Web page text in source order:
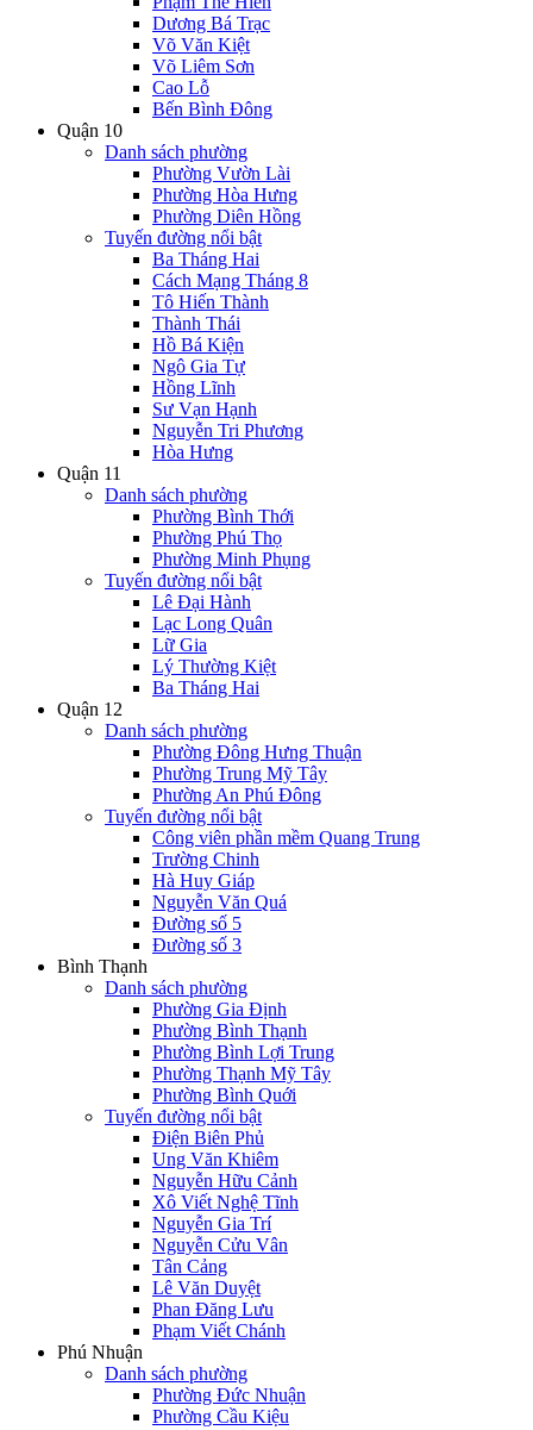
Dương Bá Trạc
Võ Văn Kiệt
Võ Liêm Sơn
Cao Lỗ
Bến Bình Đông
Quận 10
Danh sách phường
Phường Vườn Lài
Phường Hòa Hưng
Phường Diên Hồng
Tuyến đường nổi bật
Ba Tháng Hai
Cách Mạng Tháng 8
Tô Hiến Thành
Thành Thái
Hồ Bá Kiện
Ngô Gia Tự
Hồng Lĩnh
Sư Vạn Hạnh
Nguyễn Tri Phương
Hòa Hưng
Quận 11
Danh sách phường
Phường Bình Thới
Phường Phú Thọ
Phường Minh Phụng
Tuyến đường nổi bật
Lê Đại Hành
Lạc Long Quân
Lữ Gia
Lý Thường Kiệt
Ba Tháng Hai
Quận 12
Danh sách phường
Phường Đông Hưng Thuận
Phường Trung Mỹ Tây
Phường An Phú Đông
Tuyến đường nổi bật
Công viên phần mềm Quang Trung
Trường Chinh
Hà Huy Giáp
Nguyễn Văn Quá
Đường số 5
Đường số 3
Bình Thạnh
Danh sách phường
Phường Gia Định
Phường Bình Thạnh
Phường Bình Lợi Trung
Phường Thạnh Mỹ Tây
Phường Bình Quới
Tuyến đường nổi bật
Điện Biên Phủ
Ung Văn Khiêm
Nguyễn Hữu Cảnh
Xô Viết Nghệ Tĩnh
Nguyễn Gia Trí
Nguyễn Cửu Vân
Tân Cảng
Lê Văn Duyệt
Phan Đăng Lưu
Phạm Viết Chánh
Phú Nhuận
Danh sách phường
Phường Đức Nhuận
Phường Cầu Kiệu